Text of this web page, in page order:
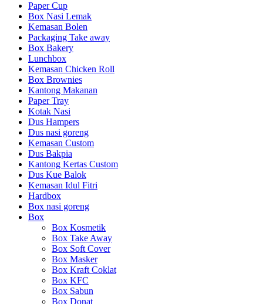
Paper Cup
Box Nasi Lemak
Kemasan Bolen
Packaging Take away
Box Bakery
Lunchbox
Kemasan Chicken Roll
Box Brownies
Kantong Makanan
Paper Tray
Kotak Nasi
Dus Hampers
Dus nasi goreng
Kemasan Custom
Dus Bakpia
Kantong Kertas Custom
Dus Kue Balok
Kemasan Idul Fitri
Hardbox
Box nasi goreng
Box
Box Kosmetik
Box Take Away
Box Soft Cover
Box Masker
Box Kraft Coklat
Box KFC
Box Sabun
Box Donat